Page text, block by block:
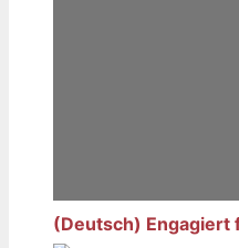
(Deutsch) Engagiert